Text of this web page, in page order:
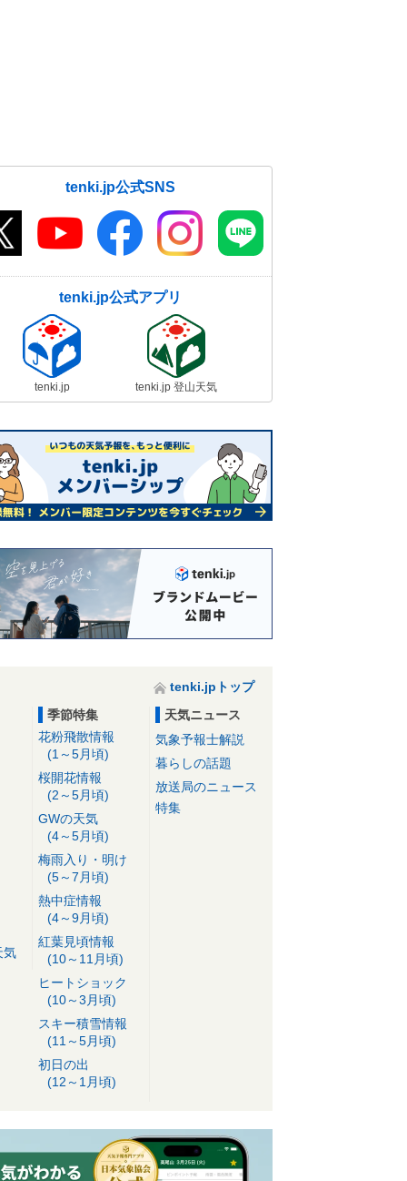
tenki.jp公式SNS
tenki.jp公式アプリ
tenki.jp tenki.jp 登山天気
tenki.jpトップ
気
季節特集
花粉飛散情報
(1～5月頃)
桜開花情報
(2～5月頃)
GWの天気
(4～5月頃)
梅雨入り・明け
(5～7月頃)
熱中症情報
(4～9月頃)
紅葉見頃情報
(10～11月頃)
ヒートショック
(10～3月頃)
スキー積雪情報
(11～5月頃)
初日の出
(12～1月頃)
天気ニュース
気象予報士解説
暮らしの話題
放送局のニュース
特集